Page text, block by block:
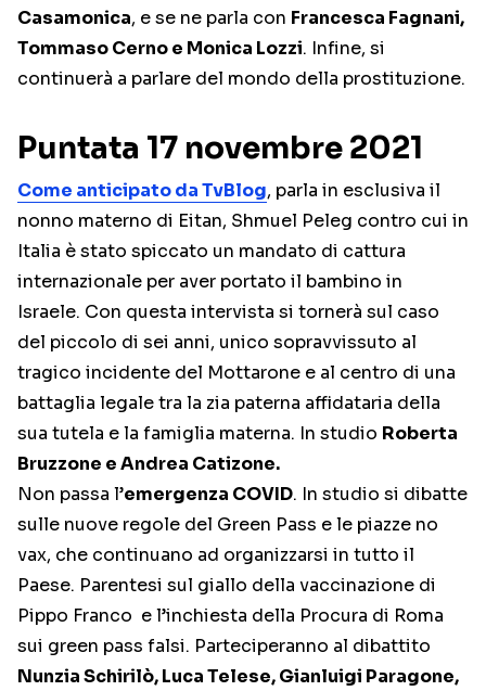
Casamonica, e se ne parla con Francesca Fagnani,
Tommaso Cerno e Monica Lozzi. Infine, si
continuerà a parlare del mondo della prostituzione.
Puntata 17 novembre 2021
Come anticipato da TvBlog, parla in esclusiva il
nonno materno di Eitan, Shmuel Peleg contro cui in
Italia è stato spiccato un mandato di cattura
internazionale per aver portato il bambino in
Israele. Con questa intervista si tornerà sul caso
del piccolo di sei anni, unico sopravvissuto al
tragico incidente del Mottarone e al centro di una
battaglia legale tra la zia paterna affidataria della
sua tutela e la famiglia materna. In studio Roberta
Bruzzone e Andrea Catizone.
Non passa l’emergenza COVID. In studio si dibatte
sulle nuove regole del Green Pass e le piazze no
vax, che continuano ad organizzarsi in tutto il
Paese. Parentesi sul giallo della vaccinazione di
Pippo Franco e l’inchiesta della Procura di Roma
sui green pass falsi. Parteciperanno al dibattito
Nunzia Schirilò, Luca Telese, Gianluigi Paragone,